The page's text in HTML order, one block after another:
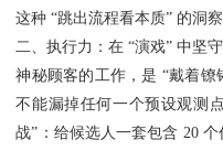
这种 “跳出流程看本质” 的洞
二、执行力：在 “演戏” 中坚
神秘顾客的工作，是 “戴着
不能漏掉任何一个预设观测
战”：给候选人一套包含 20